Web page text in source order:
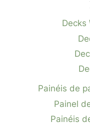
Decks
Painéis de
Painel
Painéis